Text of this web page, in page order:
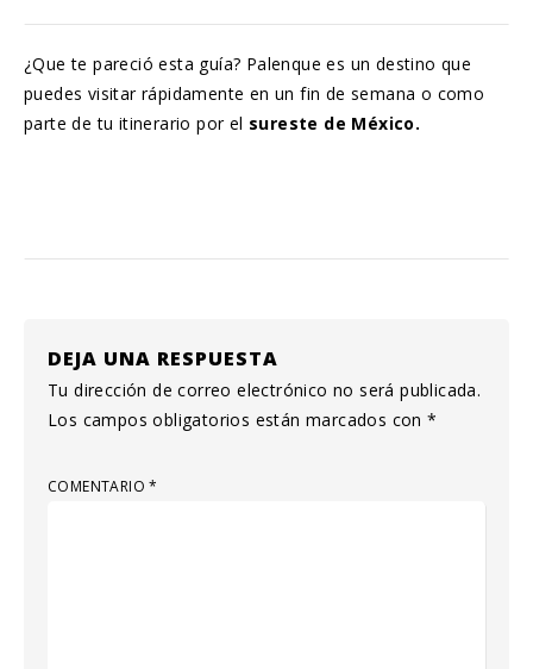
¿Que te pareció esta guía? Palenque es un destino que
puedes visitar rápidamente en un fin de semana o como
parte de tu itinerario por el sureste de México.
DEJA UNA RESPUESTA
Tu dirección de correo electrónico no será publicada.
Los campos obligatorios están marcados con*
COMENTARIO*